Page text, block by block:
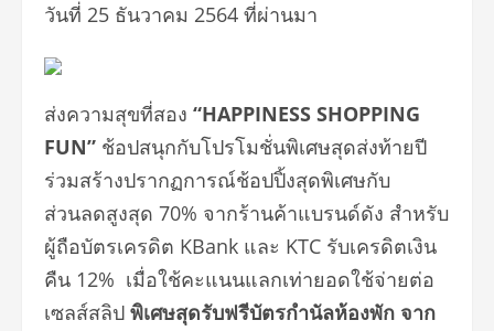
วันที่ 25 ธันวาคม 2564 ที่ผ่านมา
ส่งความสุขที่สอง “HAPPINESS SHOPPING
FUN” ช้อปสนุกกับโปรโมชั่นพิเศษสุดส่งท้ายปี
ร่วมสร้างปรากฏการณ์ช้อปปิ้งสุดพิเศษกับ
ส่วนลดสูงสุด 70% จากร้านค้าแบรนด์ดัง สำหรับ
ผู้ถือบัตรเครดิต KBank และ KTC รับเครดิตเงิน
คืน 12% เมื่อใช้คะแนนแลกเท่ายอดใช้จ่ายต่อ
เซลส์สลิป พิเศษสุดรับฟรีบัตรกำนัลห้องพัก จาก